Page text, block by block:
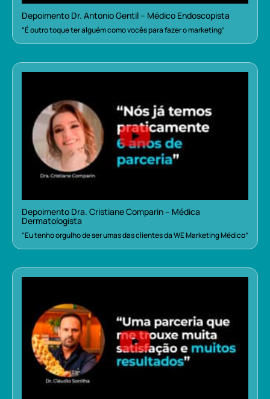
Depoimento Dr. Antonio Gentil – Médico Endoscopista
“É outro toque ter alguém como vocês para fazer o marketing”
Depoimento Dra. Cristiane Comparin – Médica
Dermatologista
“Eu tenho orgulho de ser umas das clientes da WE Marketing Médico”